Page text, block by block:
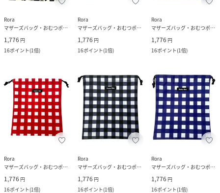
Rora
マザーズバッグ・おむつポーチ
1,776 円
16ポイント(1倍)
Rora
マザーズバッグ・おむつポーチ
1,776 円
16ポイント(1倍)
Rora
マザーズバッグ・おむつポーチ
1,776 円
16ポイント(1倍)
Rora
マザーズバッグ・おむつポーチ
1,776 円
16ポイント(1倍)
Rora
マザーズバッグ・おむつポーチ
1,776 円
16ポイント(1倍)
Rora
マザーズバッグ・おむつポーチ
1,776 円
16ポイント(1倍)